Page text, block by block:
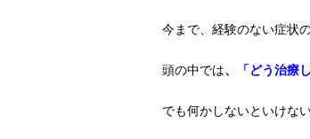
今まで、経験のない症状
頭の中では、「どう治療
でも何かしないといけな